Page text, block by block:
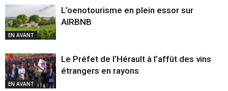
EN AVANT
L’oenotourisme en plein essor sur
AIRBNB
EN AVANT
Le Préfet de l’Hérault à l’affût des vins
étrangers en rayons